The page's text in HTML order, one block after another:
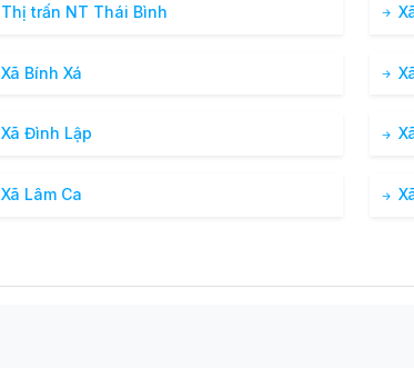
Thị trấn NT Thái Bình
Xã Bính Xá
Xã Đình Lập
Xã Lâm Ca